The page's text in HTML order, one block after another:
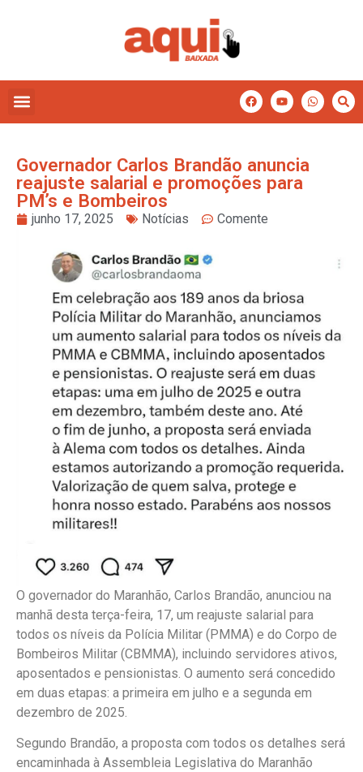
Governador Carlos Brandão anuncia
reajuste salarial e promoções para
PM’s e Bombeiros
junho 17, 2025 Notícias Comente
O governador do Maranhão, Carlos Brandão, anunciou na
manhã desta terça-feira, 17, um reajuste salarial para
todos os níveis da Polícia Militar (PMMA) e do Corpo de
Bombeiros Militar (CBMMA), incluindo servidores ativos,
aposentados e pensionistas. O aumento será concedido
em duas etapas: a primeira em julho e a segunda em
dezembro de 2025.
Segundo Brandão, a proposta com todos os detalhes será
encaminhada à Assembleia Legislativa do Maranhão